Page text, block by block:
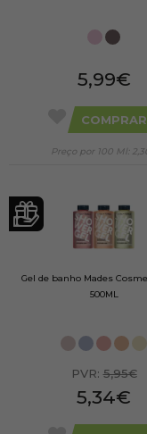
5,99€
COMPRAR
Preço por 100 Ml:
Gel de banho Mades
500ML
PVR:5,95€
5,34€